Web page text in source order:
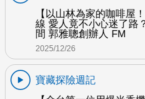
【以山林為家的咖啡屋
線 愛人竟不小心迷了路
間 郭雅聰創辦人 FM
2025/12/26
寶藏探險週記